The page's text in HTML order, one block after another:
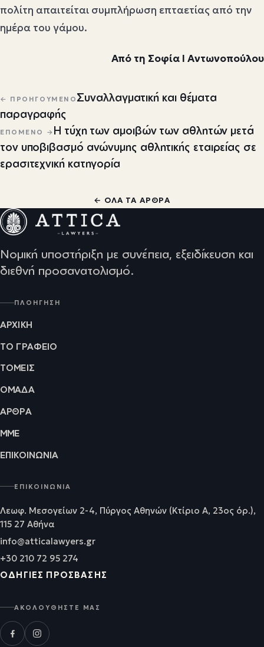
πολίτη απαιτείται συμπλήρωση επταετίας από την
ημέρα του γάμου.
Από τη Σοφία Ι Αντωνοπούλου
Πλοήγηση άρθρων
← ΠΡΟΗΓΟΎΜΕΝΟ Συναλλαγματική και θέματα
παραγραφής
ΕΠΌΜΕΝΟ → Η τύχη των αμοιβών των αθλητών μετά
τον υποβιβασμό ανώνυμης αθλητικής εταιρείας σε
ερασιτεχνική κατηγορία
← ΌΛΑ ΤΑ ΆΡΘΡΑ
Νομική υποστήριξη με συνέπεια, εξειδίκευση και
διεθνή προσανατολισμό.
ΠΛΟΉΓΗΣΗ
ΑΡΧΙΚΉ
ΤΟ ΓΡΑΦΕΊΟ
ΤΟΜΕΊΣ
ΟΜΆΔΑ
ΆΡΘΡΑ
ΜΜΕ
ΕΠΙΚΟΙΝΩΝΊΑ
ΕΠΙΚΟΙΝΩΝΊΑ
Λεωφ. Μεσογείων 2-4, Πύργος Αθηνών (Κτίριο Α, 23ος όρ.),
115 27 Αθήνα
info@atticalawyers.gr
+30 210 72 95 274
ΟΔΗΓΊΕΣ ΠΡΌΣΒΑΣΗΣ
ΑΚΟΛΟΥΘΉΣΤΕ ΜΑΣ